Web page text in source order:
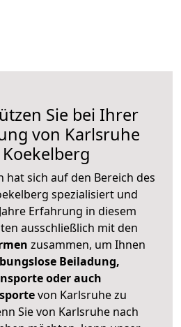
Sie bei Ihrer
von Karlsruhe
hat sich auf den Bereich des
spezialisiert und
Erfahrung in diesem
ausschließlich mit den
zusammen, um Ihnen
Beiladung,
oder auch
von Karlsruhe zu
Sie von Karlsruhe nach